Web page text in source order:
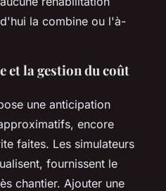
la combine ou l'à-
et la gestion du coût
une anticipation
encore
faites. Les simulateurs
fournissent le
chantier. Ajouter une